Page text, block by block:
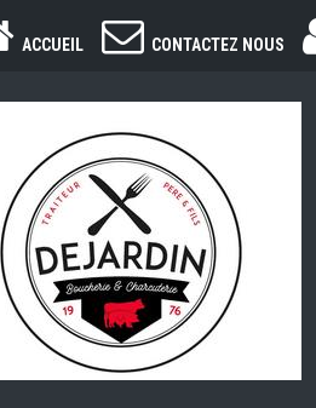
ACCUEIL CONTACTEZ NOUS